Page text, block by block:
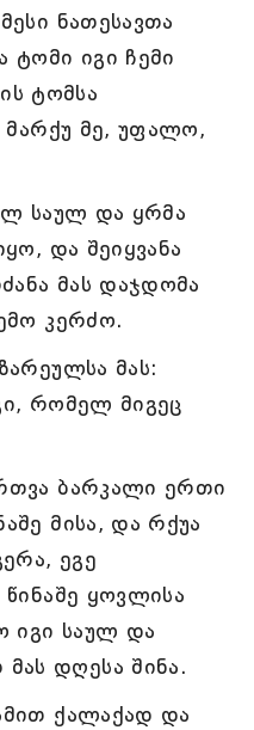
ნათესავთა
ტომი იგი ჩემი
ტომსა
მარქუ მე, უფალო,
საულ და ყრმა
და შეიყვანა
მას დაჯდომა
კერძო.
მას:
რომელ მიგეც
ბარკალი ერთი
მისა, და რქუა
ეგე
ყოვლისა
იგი საულ და
დღესა შინა.
ქალაქად და